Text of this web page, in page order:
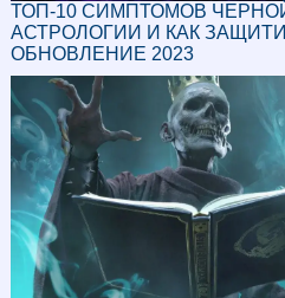
ТОП-10 СИМПТОМОВ
АСТРОЛОГИИ И КАК
ОБНОВЛЕНИЕ 2023